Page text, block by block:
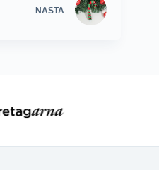
NÄSTA